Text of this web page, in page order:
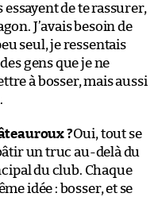
de te rassurer,
J’avais besoin de
seul, je ressentais
gens que je ne
à bosser, mais aussi
?Oui, tout se
un truc au-delà du
du club. Chaque
idée : bosser, et se